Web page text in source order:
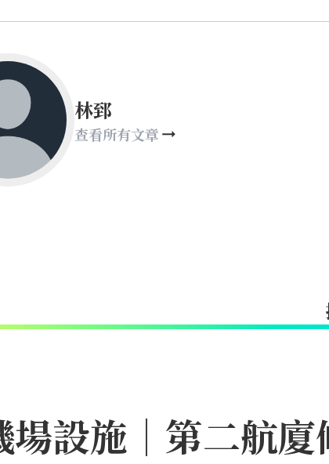
林郅
查看所有文章
場設施｜第二航